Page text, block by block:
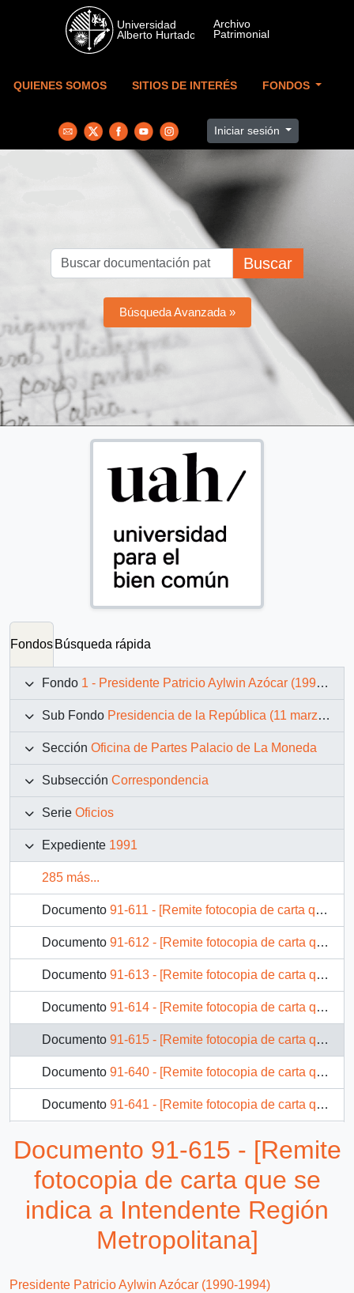
Skip to main content
QUIENES SOMOS SITIOS DE INTERÉS FONDOS
Iniciar sesión
Buscar
Búsqueda Avanzada »
Fondos Búsqueda rápida
Fondo 1 - Presidente Patricio Aylwin Azócar (1990-1994)
Sub Fondo Presidencia de la República (11 marzo 1990 – 11 marzo 1994)
Sección Oficina de Partes Palacio de La Moneda
Subsección Correspondencia
Serie Oficios
Expediente 1991
285 más...
Documento 91-611 - [Remite fotocopia de carta que se indica a Intendente Región del Bío Bío]
Documento 91-612 - [Remite fotocopia de carta que se indica a Subsecretario del Interior]
Documento 91-613 - [Remite fotocopia de carta que se indica a Presidente Banco del Estado]
Documento 91-614 - [Remite fotocopia de carta que se indica a Ministro de Vivienda y Urbanismo]
Documento 91-615 - [Remite fotocopia de carta que se indica a Intendente Región Metropolitana]
Documento 91-640 - [Remite fotocopia de carta que se indica a Presidente Ejecutivo de CODELCO]
Documento 91-641 - [Remite fotocopia de carta que se indica a Ministro de Bienes Nacionales]
91-642 - [Remite fotocopia de carta que se indica a Subsecretario del Interior]
Documento 91-643 - [Remite fotocopia de carta que se indica a Director Nacional de Gendarmería]
2130 más...
Documento 91-615 - [Remite
fotocopia de carta que se
indica a Intendente Región
Metropolitana]
Presidente Patricio Aylwin Azócar (1990-1994)